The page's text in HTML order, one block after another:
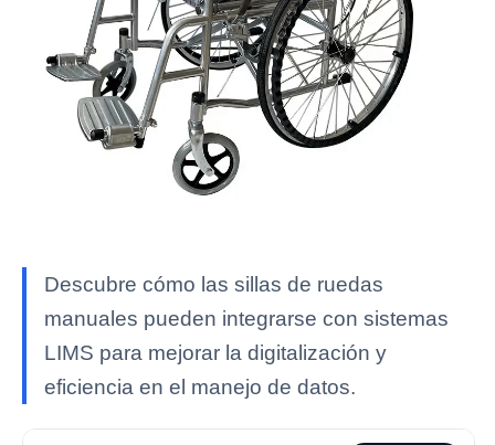
Descubre cómo las sillas de ruedas
manuales pueden integrarse con sistemas
LIMS para mejorar la digitalización y
eficiencia en el manejo de datos.